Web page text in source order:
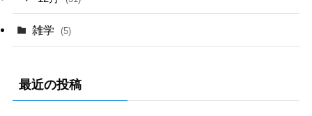
雑学 (5)
最近の投稿